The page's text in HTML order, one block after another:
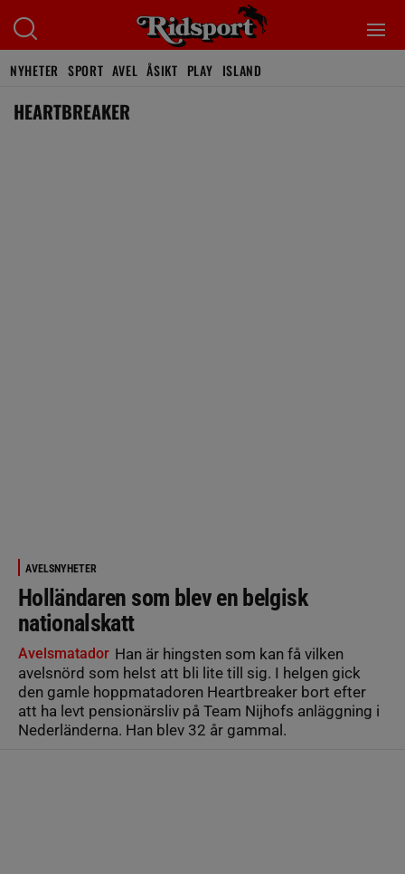
NYHETER SPORT AVEL ÅSIKT PLAY ISLAND
HEARTBREAKER
AVELSNYHETER
Holländaren som blev en belgisk
nationalskatt
Avelsmatador Han är hingsten som kan få vilken
avelsnörd som helst att bli lite till sig. I helgen gick
den gamle hoppmatadoren Heartbreaker bort efter
att ha levt pensionärsliv på Team Nijhofs anläggning i
Nederländerna. Han blev 32 år gammal.